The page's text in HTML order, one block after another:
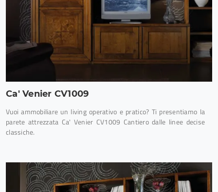
Ca' Venier CV1009
Vuoi ammobiliare un living operativo e pratico? Ti presentiamo la
parete attrezzata Ca' Venier CV1009 Cantiero dalle linee decise
classiche.